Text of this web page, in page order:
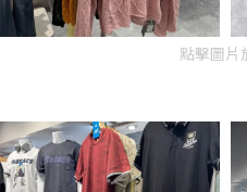
點擊圖片